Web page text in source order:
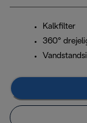
Kalkfilter
360°